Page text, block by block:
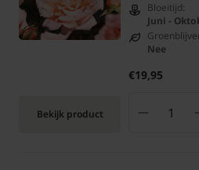
Bekijk product
Bloeitijd:
Juni -
Nee
€19,95